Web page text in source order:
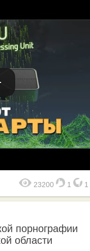
23200 1 1
порнографии
области